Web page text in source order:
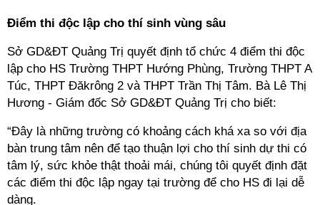
Điểm thi độc lập cho thí sinh vùng sâu
Sở GD&ĐT Quảng Trị quyết định tổ chức 4 điểm thi độc
lập cho HS Trường THPT Hướng Phùng, Trường THPT A
Túc, THPT Đăkrông 2 và THPT Trần Thị Tâm. Bà Lê Thị
Hương - Giám đốc Sở GD&ĐT Quảng Trị cho biết:
“Đây là những trường có khoảng cách khá xa so với địa
bàn trung tâm nên để tạo thuận lợi cho thí sinh dự thi có
tâm lý, sức khỏe thật thoải mái, chúng tôi quyết định đặt
các điểm thi độc lập ngay tại trường để cho HS đi lại dễ
dàng.